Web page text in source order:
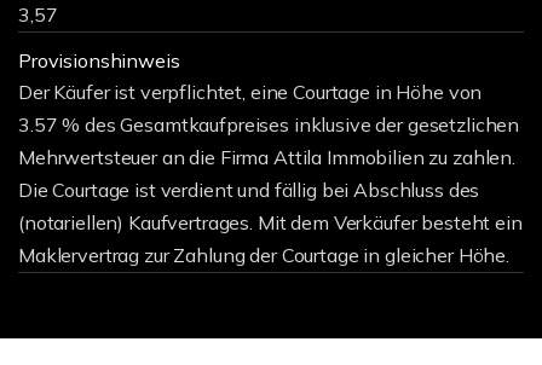
3,57
Provisionshinweis
Der Käufer ist verpflichtet, eine Courtage in Höhe von
3.57 % des Gesamtkaufpreises inklusive der gesetzlichen
Mehrwertsteuer an die Firma Attila Immobilien zu zahlen.
Die Courtage ist verdient und fällig bei Abschluss des
(notariellen) Kaufvertrages. Mit dem Verkäufer besteht ein
Maklervertrag zur Zahlung der Courtage in gleicher Höhe.